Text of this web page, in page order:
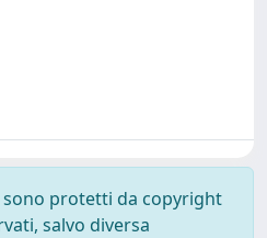
sono protetti da copyright
salvo diversa